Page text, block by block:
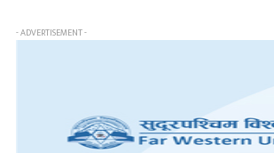
- ADVERTISEMENT -